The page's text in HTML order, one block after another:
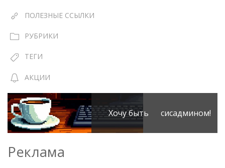
ПОЛЕЗНЫЕ ССЫЛКИ
РУБРИКИ
ТЕГИ
АКЦИИ
Хочу быть сисадмином!
Реклама